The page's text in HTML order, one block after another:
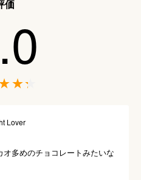
価
Lover
多めのチョコレートみたいな